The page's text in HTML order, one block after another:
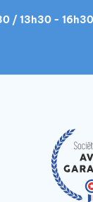
/ 13h30 - 16h30